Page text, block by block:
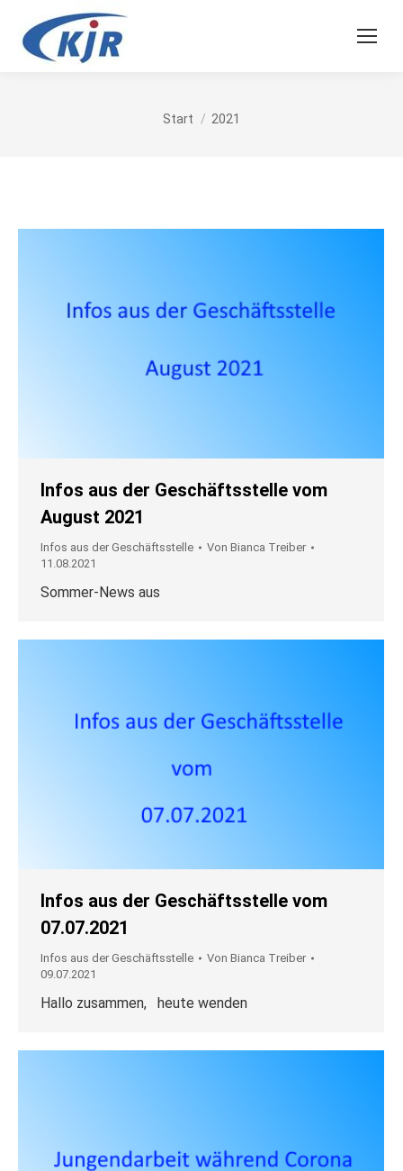
Sie befinden sich hier:
Start 2021
Infos aus der Geschäftsstelle vom
August 2021
Infos aus der Geschäftsstelle Von Bianca Treiber
11.08.2021
Sommer-News aus
Infos aus der Geschäftsstelle vom
07.07.2021
Infos aus der Geschäftsstelle Von Bianca Treiber
09.07.2021
Hallo zusammen, heute wenden